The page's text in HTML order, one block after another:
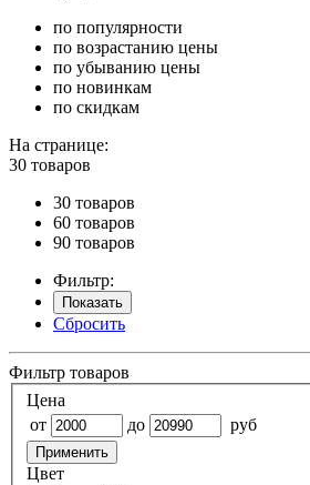
по популярности
по возрастанию цены
по убыванию цены
по новинкам
по скидкам
На странице:
30 товаров
30 товаров
60 товаров
90 товаров
Фильтр:
Показать
Сбросить
Фильтр товаров
Цена
от
до руб
Применить
Цвет